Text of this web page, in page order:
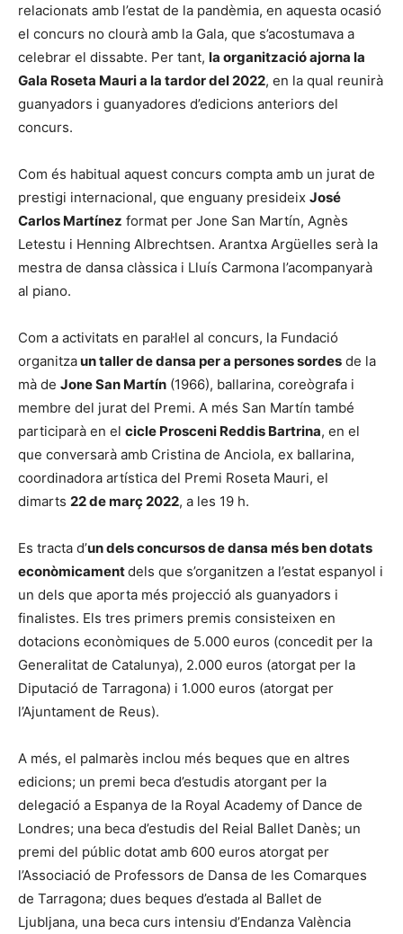
relacionats amb l’estat de la pandèmia, en aquesta ocasió
el concurs no clourà amb la Gala, que s’acostumava a
celebrar el dissabte. Per tant, la organització ajorna la
Gala Roseta Mauri a la tardor del 2022, en la qual reunirà
guanyadors i guanyadores d’edicions anteriors del
concurs.
Com és habitual aquest concurs compta amb un jurat de
prestigi internacional, que enguany presideix José
Carlos Martínez format per Jone San Martín, Agnès
Letestu i Henning Albrechtsen. Arantxa Argüelles serà la
mestra de dansa clàssica i Lluís Carmona l’acompanyarà
al piano.
Com a activitats en paral·lel al concurs, la Fundació
organitzaun taller de dansa per a persones sordes de la
mà de Jone San Martín (1966), ballarina, coreògrafa i
membre del jurat del Premi. A més San Martín també
participarà en el cicle Prosceni Reddis Bartrina, en el
que conversarà amb Cristina de Anciola, ex ballarina,
coordinadora artística del Premi Roseta Mauri, el
dimarts 22 de març 2022, a les 19 h.
Es tracta d’un dels concursos de dansa més ben dotats
econòmicamentdels que s’organitzen a l’estat espanyol i
un dels que aporta més projecció als guanyadors i
finalistes. Els tres primers premis consisteixen en
dotacions econòmiques de 5.000 euros (concedit per la
Generalitat de Catalunya), 2.000 euros (atorgat per la
Diputació de Tarragona) i 1.000 euros (atorgat per
l’Ajuntament de Reus).
A més, el palmarès inclou més beques que en altres
edicions; un premi beca d’estudis atorgant per la
delegació a Espanya de la Royal Academy of Dance de
Londres; una beca d’estudis del Reial Ballet Danès; un
premi del públic dotat amb 600 euros atorgat per
l’Associació de Professors de Dansa de les Comarques
de Tarragona; dues beques d’estada al Ballet de
Ljubljana, una beca curs intensiu d’Endanza València